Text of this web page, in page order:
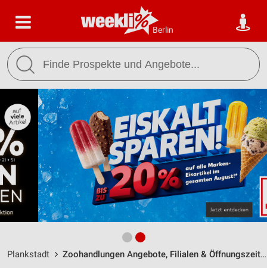
Berlin
Plankstadt Zoohandlungen Angebote, Filialen & Öffnungszeiten